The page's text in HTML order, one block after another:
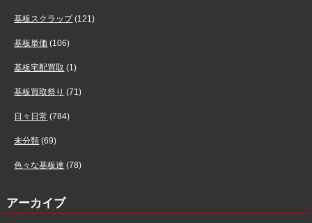
基板スクラップ(121)
基板単価 (106)
基板宅配買取 (1)
基板買取祭り (71)
日々日常 (784)
未分類 (69)
色々な基板達 (78)
アーカイブ